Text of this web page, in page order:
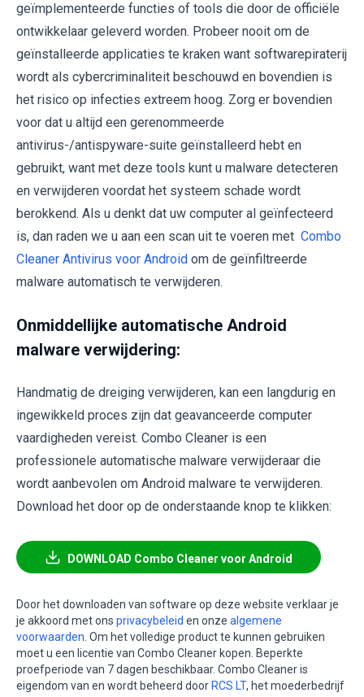
geïmplementeerde functies of tools die door de officiële
ontwikkelaar geleverd worden. Probeer nooit om de
geïnstalleerde applicaties te kraken want softwarepiraterij
wordt als cybercriminaliteit beschouwd en bovendien is
het risico op infecties extreem hoog. Zorg er bovendien
voor dat u altijd een gerenommeerde
antivirus-/antispyware-suite geïnstalleerd hebt en
gebruikt, want met deze tools kunt u malware detecteren
en verwijderen voordat het systeem schade wordt
berokkend. Als u denkt dat uw computer al geïnfecteerd
is, dan raden we u aan een scan uit te voeren met Combo
Cleaner Antivirus voor Android om de geïnfiltreerde
malware automatisch te verwijderen.
Onmiddellijke automatische Android
malware verwijdering:
Handmatig de dreiging verwijderen, kan een langdurig en
ingewikkeld proces zijn dat geavanceerde computer
vaardigheden vereist. Combo Cleaner is een
professionele automatische malware verwijderaar die
wordt aanbevolen om Android malware te verwijderen.
Download het door op de onderstaande knop te klikken:
DOWNLOAD Combo Cleaner voor Android
Door het downloaden van software op deze website verklaar je
je akkoord met ons privacybeleid en onze algemene
voorwaarden . Om het volledige product te kunnen gebruiken
moet u een licentie van Combo Cleaner kopen. Beperkte
proefperiode van 7 dagen beschikbaar. Combo Cleaner is
eigendom van en wordt beheerd door RCS LT, het moederbedrijf